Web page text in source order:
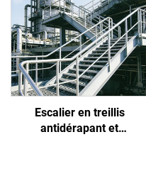
Escalier en treillis
antidérapant et